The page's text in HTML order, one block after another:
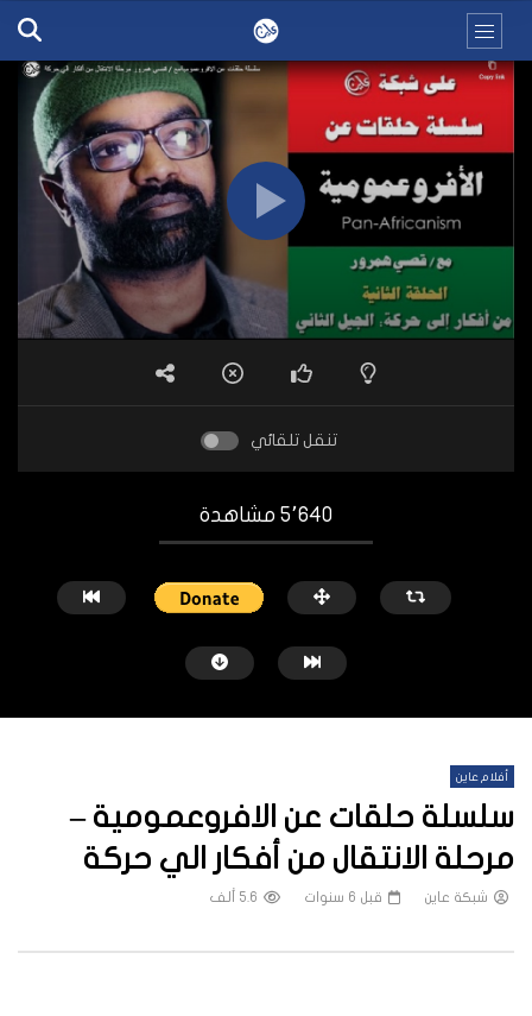
تنقل تلقائي
5٬640 مشاهدة
النيل الأزرق.. معارك محتدمة وسيطرة
منازل الخرطوم بعد الحرب..
أفلام عاين
سلسلة حلقات عن الافروعمومية –
مرحلة الانتقال من أفكار الي حركة
شبكة عاين قبل 6 سنوات 5.6 ألف